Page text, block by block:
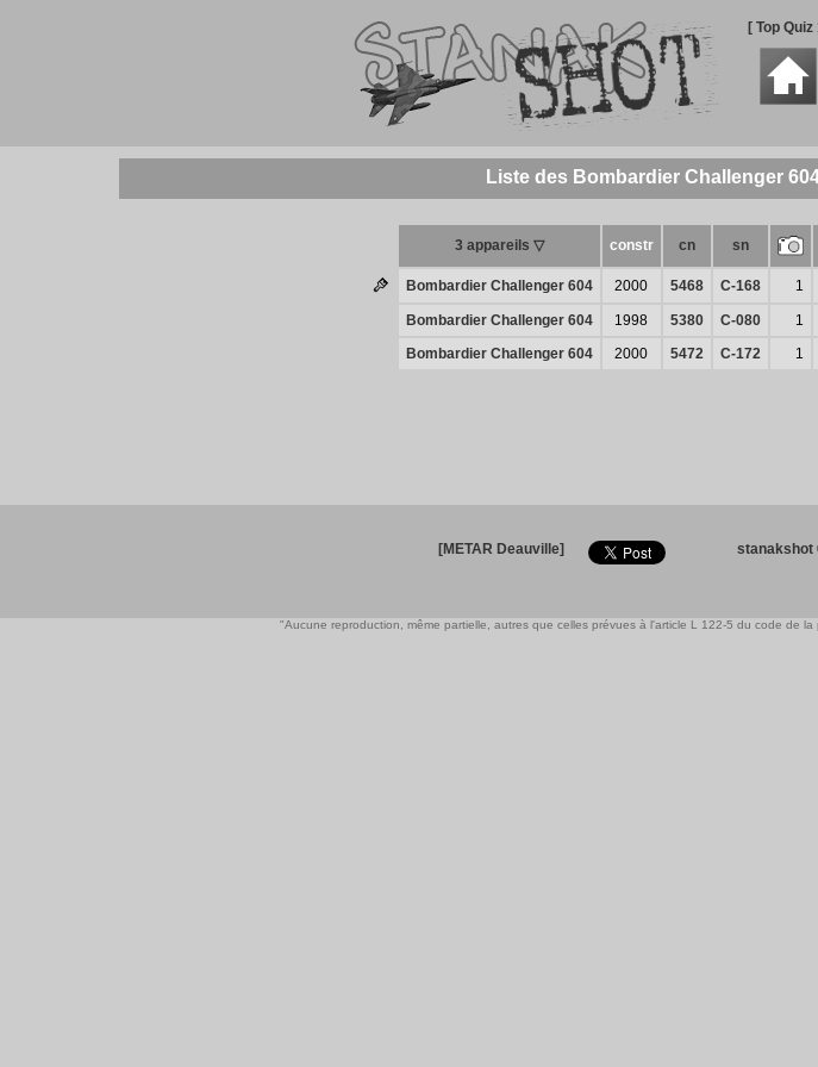
[ Top
Liste des Bombardier Challenger
3 appareils ▽ constr cn sn
Bombardier Challenger 604 2000 5468 C-168 1
Bombardier Challenger 604 1998 5380 C-080 1
Bombardier Challenger 604
2000 5472 C-172 1
[METAR Deauville] stanakshot
"Aucune reproduction, même partielle, autres que celles prévues à l'article L 122-5 du code de